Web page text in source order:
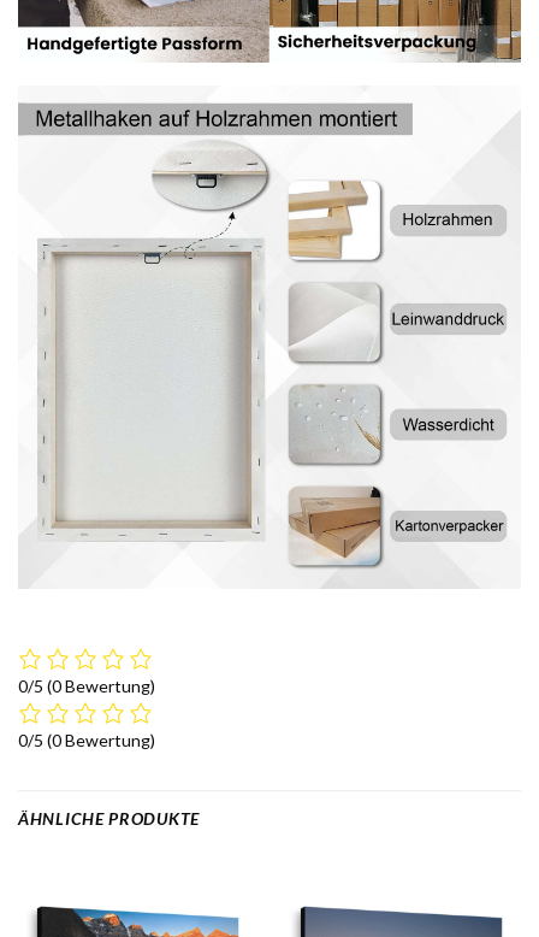
0/5 (0 Bewertung)
0/5 (0 Bewertung)
ÄHNLICHE PRODUKTE